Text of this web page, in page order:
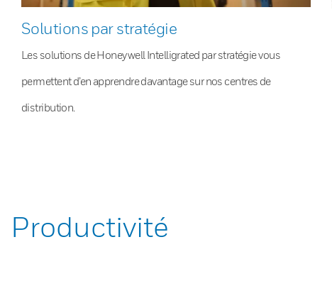
Solutions par stratégie
Les solutions de Honeywell Intelligrated par stratégie vous
permettent d’en apprendre davantage sur nos centres de
distribution.
Productivité